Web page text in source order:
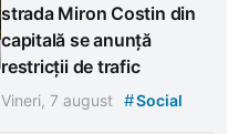
strada Miron Costin din
capitală se anunță
restricții de trafic
Vineri, 7 august #Social